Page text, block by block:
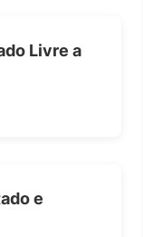
Livre a
e